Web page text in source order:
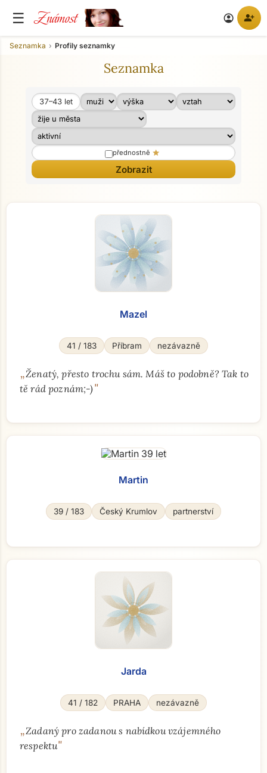
☰ Známost account_circle person_add
Seznamka Profily seznamky
Seznamka
Věk od
Věk do
37–43 let
přednostně star
Mazel
41 / 183 Příbram nezávazně
„Ženatý, přesto trochu sám. Máš to podobně? Tak to
tě rád poznám;-)"
Martin
39 / 183 Český Krumlov partnerství
Jarda
41 / 182 PRAHA nezávazně
„Zadaný pro zadanou s nabídkou vzájemného
respektu"